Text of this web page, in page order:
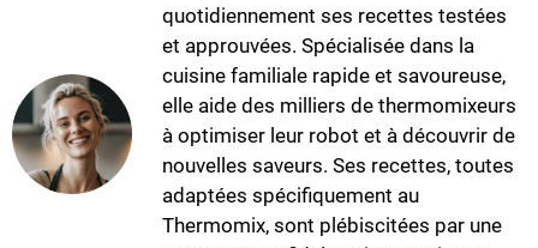
quotidiennement ses recettes testées
et approuvées. Spécialisée dans la
cuisine familiale rapide et savoureuse,
elle aide des milliers de thermomixeurs
à optimiser leur robot et à découvrir de
nouvelles saveurs. Ses recettes, toutes
adaptées spécifiquement au
Thermomix, sont plébiscitées par une